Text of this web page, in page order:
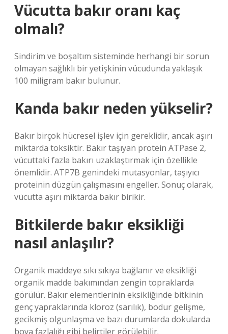
Vücutta bakır oranı kaç
olmalı?
Sindirim ve boşaltım sisteminde herhangi bir sorun
olmayan sağlıklı bir yetişkinin vücudunda yaklaşık
100 miligram bakır bulunur.
Kanda bakır neden yükselir?
Bakır birçok hücresel işlev için gereklidir, ancak aşırı
miktarda toksiktir. Bakır taşıyan protein ATPase 2,
vücuttaki fazla bakırı uzaklaştırmak için özellikle
önemlidir. ATP7B genindeki mutasyonlar, taşıyıcı
proteinin düzgün çalışmasını engeller. Sonuç olarak,
vücutta aşırı miktarda bakır birikir.
Bitkilerde bakır eksikliği
nasıl anlaşılır?
Organik maddeye sıkı sıkıya bağlanır ve eksikliği
organik madde bakımından zengin topraklarda
görülür. Bakır elementlerinin eksikliğinde bitkinin
genç yapraklarında kloroz (sarılık), bodur gelişme,
gecikmiş olgunlaşma ve bazı durumlarda dokularda
boya fazlalığı gibi belirtiler görülebilir.